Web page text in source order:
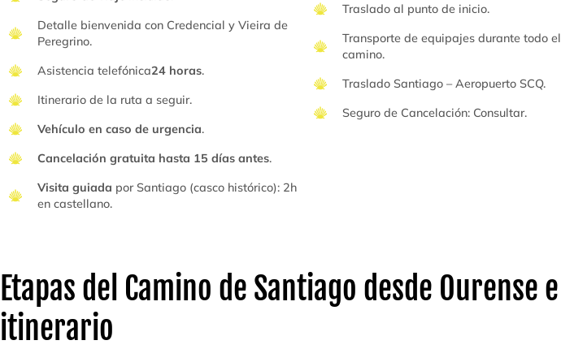
Detalle bienvenida con Credencial y Vieira de
Peregrino.
Asistencia telefónica24 horas.
Itinerario de la ruta a seguir.
Vehículo en caso de urgencia.
Cancelación gratuita hasta 15 días antes.
Visita guiada por Santiago (casco histórico): 2h
en castellano.
Traslado al punto de inicio.
Transporte de equipajes durante todo el
camino.
Traslado Santiago – Aeropuerto SCQ.
Seguro de Cancelación: Consultar.
Etapas del Camino de Santiago desde Ourense e
itinerario